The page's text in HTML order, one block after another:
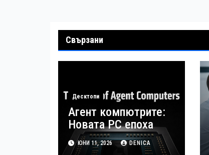
Свързани
Десктопи
Агент компютрите:
Новата РС епоха
ЮНИ 11, 2026 DENICA